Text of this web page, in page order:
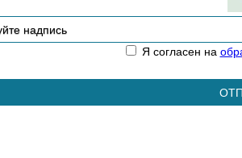
Я согласен на